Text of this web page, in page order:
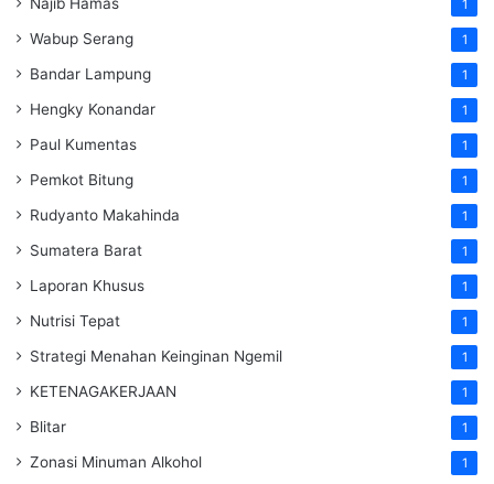
Najib Hamas 1
Wabup Serang 1
Bandar Lampung 1
Hengky Konandar 1
Paul Kumentas 1
Pemkot Bitung 1
Rudyanto Makahinda 1
Sumatera Barat 1
Laporan Khusus 1
Nutrisi Tepat 1
Strategi Menahan Keinginan Ngemil 1
KETENAGAKERJAAN 1
Blitar 1
Zonasi Minuman Alkohol 1